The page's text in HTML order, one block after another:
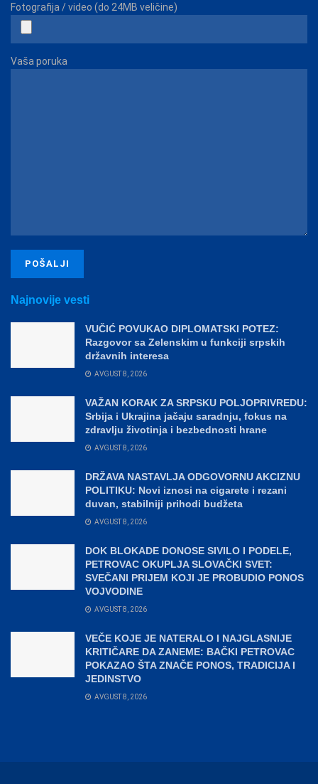
Fotografija / video (do 24MB veličine)
Vaša poruka
Najnovije vesti
VUČIĆ POVUKAO DIPLOMATSKI POTEZ:
Razgovor sa Zelenskim u funkciji srpskih
državnih interesa
AVGUST 8, 2026
VAŽAN KORAK ZA SRPSKU POLJOPRIVREDU:
Srbija i Ukrajina jačaju saradnju, fokus na
zdravlju životinja i bezbednosti hrane
AVGUST 8, 2026
DRŽAVA NASTAVLJA ODGOVORNU AKCIZNU
POLITIKU: Novi iznosi na cigarete i rezani
duvan, stabilniji prihodi budžeta
AVGUST 8, 2026
DOK BLOKADE DONOSE SIVILO I PODELE,
PETROVAC OKUPLJA SLOVAČKI SVET:
SVEČANI PRIJEM KOJI JE PROBUDIO PONOS
VOJVODINE
AVGUST 8, 2026
VEČE KOJE JE NATERALO I NAJGLASNIJE
KRITIČARE DA ZANEME: BAČKI PETROVAC
POKAZAO ŠTA ZNAČE PONOS, TRADICIJA I
JEDINSTVO
AVGUST 8, 2026